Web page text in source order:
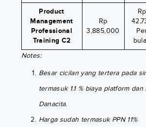
Product
Management
Professional
Training C2
Rp
3,885,000
Rp
Notes:
Besar cicilan yang tertera pada
termasuk 1.1 % biaya platform
Danacita.
Harga sudah termasuk PPN 11%